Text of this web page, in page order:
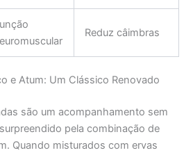
Reduz câimbras
e Atum: Um Clássico Renovado
são um acompanhamento sem
pela combinação de
Quando misturados com ervas